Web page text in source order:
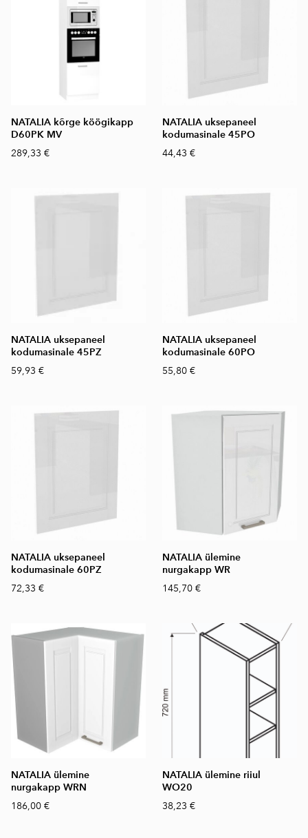
NATALIA kõrge köögikapp
D60PK MV
289,33 €
NATALIA uksepaneel
kodumasinale 45PO
44,43 €
NATALIA uksepaneel
kodumasinale 45PZ
59,93 €
NATALIA uksepaneel
kodumasinale 60PO
55,80 €
NATALIA uksepaneel
kodumasinale 60PZ
72,33 €
NATALIA ülemine
nurgakapp WR
145,70 €
NATALIA ülemine
nurgakapp WRN
186,00 €
NATALIA ülemine riiul
WO20
38,23 €